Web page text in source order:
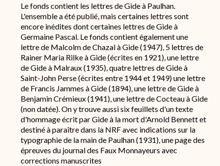
Description
succincte
fond
/
historique
de
conservation
Le fonds contient les lettres de Gide à Paulhan.
L'ensemble a été publié, mais certaines lettres sont
encore inédites dont certaines lettres de Gide à
Germaine Pascal. Le fonds contient également une
lettre de Malcolm de Chazal à Gide (1947), 5 lettres de
Rainer Maria Rilke à Gide (écrites en 1921), une lettre
de Gide à Malraux (1935), quatre lettres de Gide à
Saint-John Perse (écrites entre 1944 et 1949) une lettre
de Francis Jammes à Gide (1894), une lettre de Gide à
Benjamin Crémieux (1941), une lettre de Cocteau à Gide
(non datée). On y trouve aussi six feuillets d'un texte
d'hommage écrit par Gide à la mort d'Arnold Bennett et
destiné à paraître dans la NRF avec indications sur la
typographie de la main de Paulhan (1931), une page des
épreuves du journal des Faux Monnayeurs avec
corrections manuscrites